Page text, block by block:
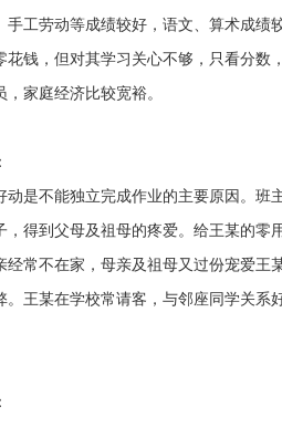
手工劳动等成绩较好，语文、算术成
花钱，但对其学习关心不够，只看分数
家庭经济比较宽裕。
：
动是不能独立完成作业的主要原因。班
，得到父母及祖母的疼爱。给王某的
经常不在家，母亲及祖母又过份宠爱
。王某在学校常请客，与邻座同学关
：